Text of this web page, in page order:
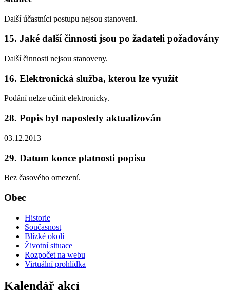
Další účastníci postupu nejsou stanoveni.
15. Jaké další činnosti jsou po žadateli požadovány
Další činnosti nejsou stanoveny.
16. Elektronická služba, kterou lze využít
Podání nelze učinit elektronicky.
28. Popis byl naposledy aktualizován
03.12.2013
29. Datum konce platnosti popisu
Bez časového omezení.
Obec
Historie
Současnost
Blízké okolí
Životní situace
Rozpočet na webu
Virtuální prohlídka
Kalendář akcí